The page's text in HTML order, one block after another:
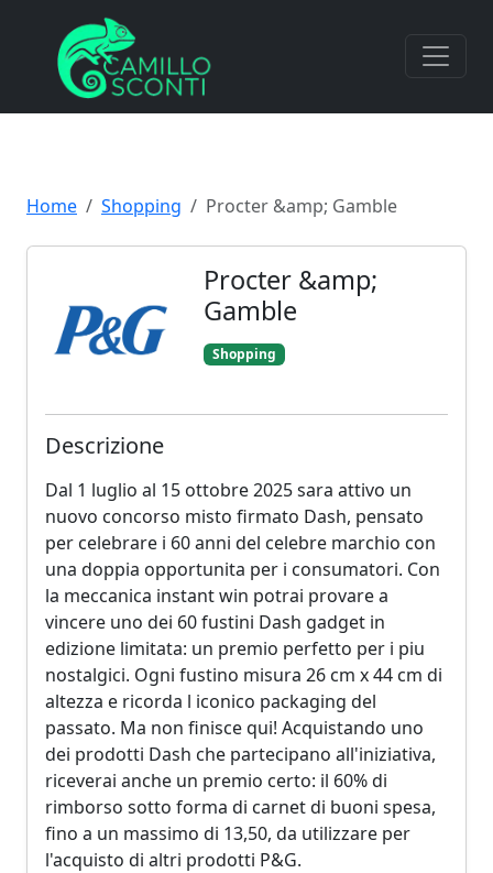
Home Shopping Procter &amp; Gamble
Procter &amp;
Gamble
Shopping
Descrizione
Dal 1 luglio al 15 ottobre 2025 sara attivo un
nuovo concorso misto firmato Dash, pensato
per celebrare i 60 anni del celebre marchio con
una doppia opportunita per i consumatori. Con
la meccanica instant win potrai provare a
vincere uno dei 60 fustini Dash gadget in
edizione limitata: un premio perfetto per i piu
nostalgici. Ogni fustino misura 26 cm x 44 cm di
altezza e ricorda l iconico packaging del
passato. Ma non finisce qui! Acquistando uno
dei prodotti Dash che partecipano all'iniziativa,
riceverai anche un premio certo: il 60% di
rimborso sotto forma di carnet di buoni spesa,
fino a un massimo di 13,50, da utilizzare per
l'acquisto di altri prodotti P&G.